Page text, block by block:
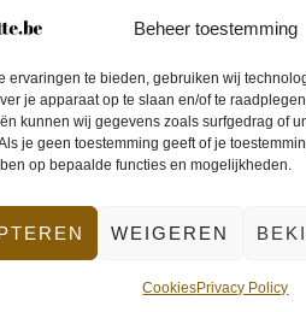
Beheer toestemming
ervaringen te bieden, gebruiken wij
je apparaat op te slaan en/of te
kunnen wij gegevens zoals surfgedrag of
je geen toestemming geeft of je
op bepaalde functies en mogelijkheden.
WEIGEREN
CookiesPrivacy Policy